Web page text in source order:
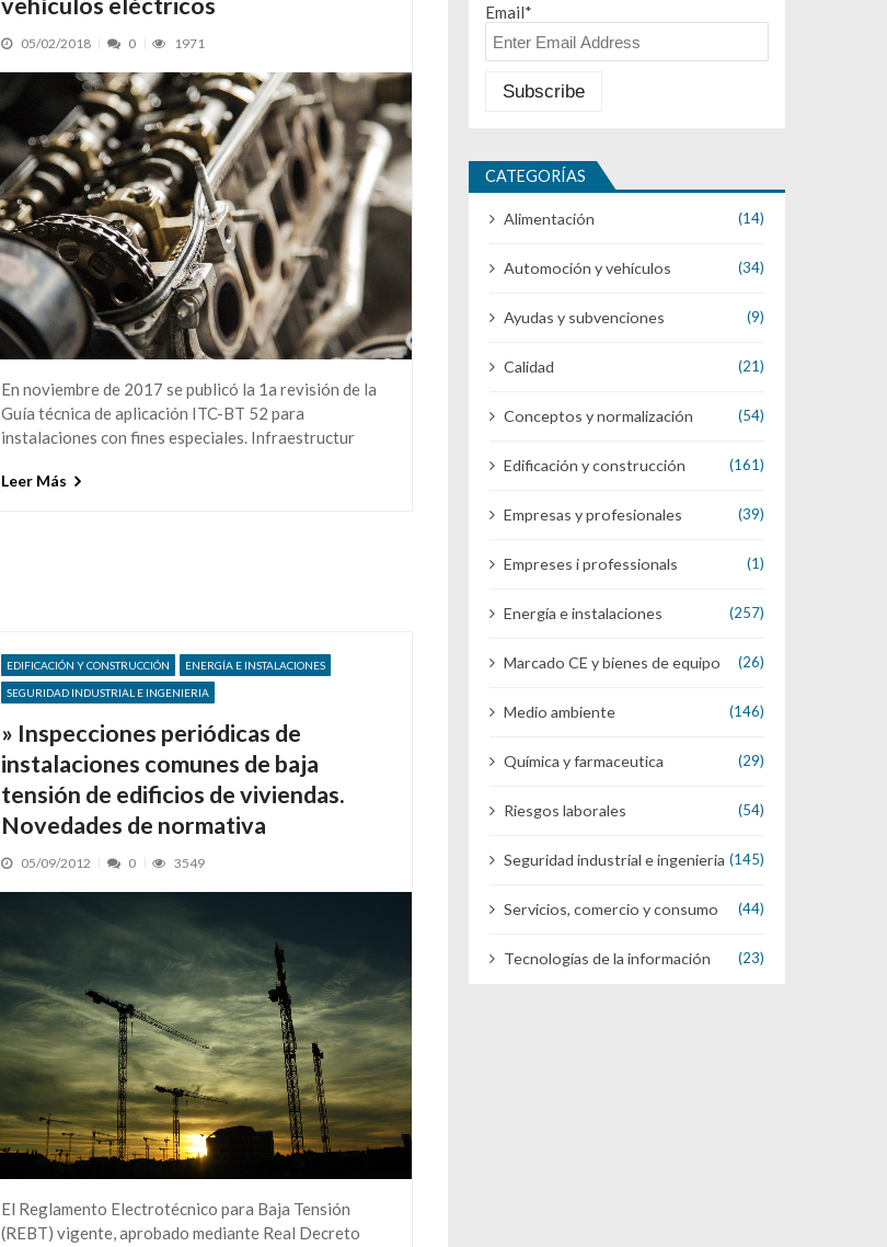
05/02/2018 0 1971
En noviembre de 2017 se publicó la 1a revisión de la
Guía técnica de aplicación ITC-BT 52 para
instalaciones con fines especiales. Infraestructur
Leer Más
EDIFICACIÓN Y CONSTRUCCIÓN ENERGÍA E INSTALACIONES
SEGURIDAD INDUSTRIAL E INGENIERIA
» Inspecciones periódicas de
instalaciones comunes de baja
tensión de edificios de viviendas.
Novedades de normativa
05/09/2012 0 3549
El Reglamento Electrotécnico para Baja Tensión
(REBT) vigente, aprobado mediante Real Decreto
Email*
CATEGORÍAS
Alimentación (14)
Automoción y vehículos (34)
Ayudas y subvenciones (9)
Calidad (21)
Conceptos y normalización (54)
Edificación y construcción (161)
Empresas y profesionales (39)
Empreses i professionals (1)
Energía e instalaciones (257)
Marcado CE y bienes de equipo (26)
Medio ambiente (146)
Química y farmaceutica (29)
Riesgos laborales (54)
Seguridad industrial e ingenieria (145)
Servicios, comercio y consumo (44)
Tecnologías de la información (23)